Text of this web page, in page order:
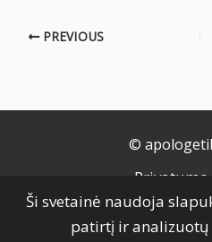
PREVIOUS
©
Naudojimo
Slapukų
Ši svetainė naudoja
patirtį ir analizuotų